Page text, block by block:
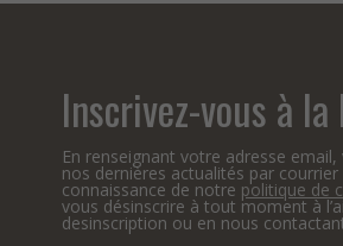
Inscrivez-vous à
En renseignant votre adresse
nos dernières actualités par
connaissance de notre politique de
vous désinscrire à tout moment à
desinscription ou en nous